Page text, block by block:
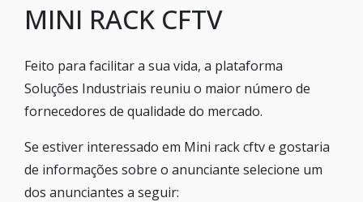
MINI RACK CFTV
Feito para facilitar a sua vida, a plataforma
Soluções Industriais reuniu o maior número de
fornecedores de qualidade do mercado.
Se estiver interessado em Mini rack cftv e gostaria
de informações sobre o anunciante selecione um
dos anunciantes a seguir: